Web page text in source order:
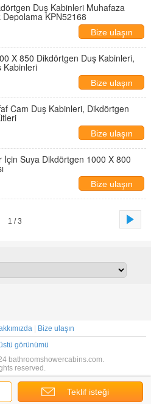
Duş Kabinleri Muhafaza
Depolama KPN52168
Bize ulaşın
X 850 Dikdörtgen Duş Kabinleri,
Kabinleri
Bize ulaşın
Cam Duş Kabinleri, Dikdörtgen
Bize ulaşın
İçin Suya Dikdörtgen 1000 X 800
Bize ulaşın
1 / 3
Teklif isteği
Bize ulaşın
görünümü
bathroomshowercabins.com.
reserved.